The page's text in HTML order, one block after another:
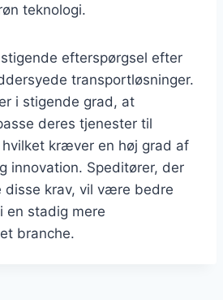
teknologi.
efterspørgsel efter
transportløsninger.
i stigende grad, at
deres tjenester til
kræver en høj grad af
innovation. Speditører, der
disse krav, vil være bedre
en stadig mere
branche.